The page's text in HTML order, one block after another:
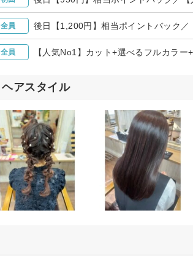
全員 後日【1,200円】相当ポイントバック
全員 【人気No1】カット+選べるフルカラ
ヘアスタイル